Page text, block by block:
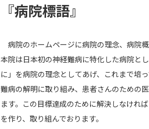
『病院標語』
病院のホームページに病院の理念、病院
本院は日本初の神経難病に特化した病院と
に」を病院の理念としてあげ、これまで培
難病の解明に取り組み、患者さんのための
ます。この目標達成のために解決しなけれ
を作り、取り組んでおります。